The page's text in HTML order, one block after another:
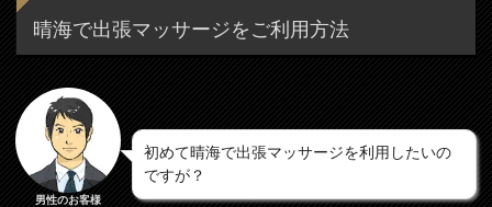
晴海で出張マッサージをご利用方法
男性のお客様
初めて晴海で出張マッサージを利用したいの
ですが？